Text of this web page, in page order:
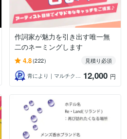
作詞家が魅力を引き出す唯一無
二のネーミングします
4.8(222)
見積り必須
青により｜マルチクリエイター
12,000 円